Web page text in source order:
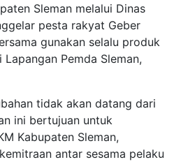
Sleman melalui Dinas
pesta rakyat Geber
gunakan selalu produk
Pemda Sleman,
tidak akan datang dari
ini bertujuan untuk
Kabupaten Sleman,
antar sesama pelaku